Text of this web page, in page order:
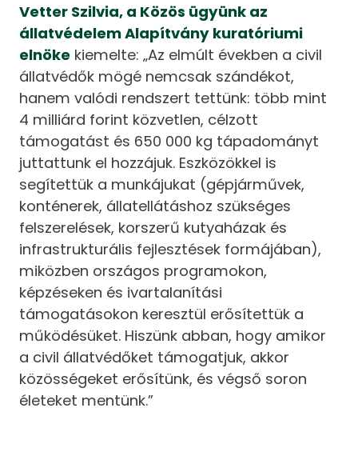
Vetter Szilvia, a Közös ügyünk az
állatvédelem Alapítvány kuratóriumi
elnöke kiemelte: „Az elmúlt években a civil
állatvédők mögé nemcsak szándékot,
hanem valódi rendszert tettünk: több mint
4 milliárd forint közvetlen, célzott
támogatást és 650 000 kg tápadományt
juttattunk el hozzájuk. Eszközökkel is
segítettük a munkájukat (gépjárművek,
konténerek, állatellátáshoz szükséges
felszerelések, korszerű kutyaházak és
infrastrukturális fejlesztések formájában),
miközben országos programokon,
képzéseken és ivartalanítási
támogatásokon keresztül erősítettük a
működésüket. Hiszünk abban, hogy amikor
a civil állatvédőket támogatjuk, akkor
közösségeket erősítünk, és végső soron
életeket mentünk.”